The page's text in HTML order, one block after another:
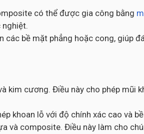
có thể được gia công bằng
nghiệt.
bề mặt phẳng hoặc cong, giúp
kim cương. Điều này cho phép mũi
khoan lỗ với độ chính xác cao và
và composite. Điều này làm cho